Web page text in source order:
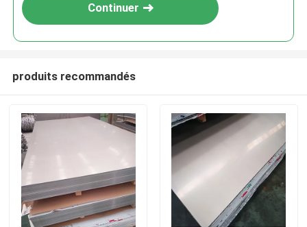
Aperçu
Continuer
produits recommandés